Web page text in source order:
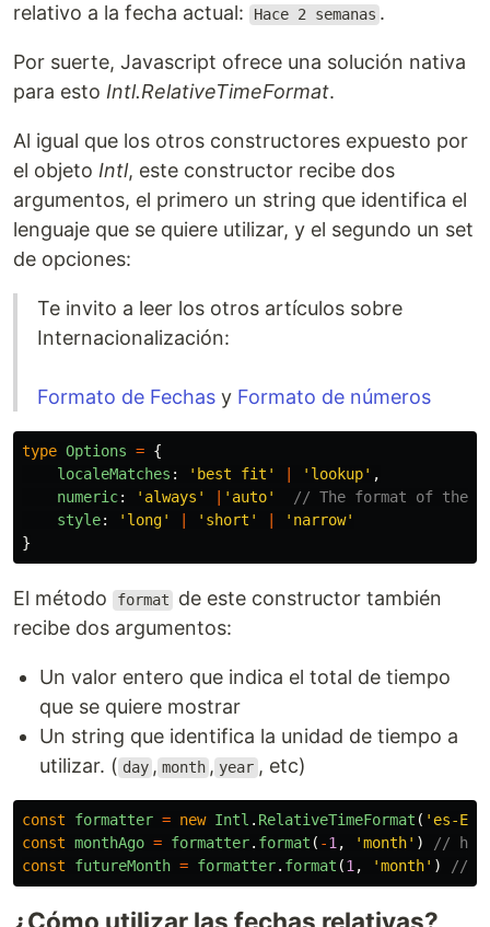
relativo a la fecha actual:
Hace 2 semanas .
Por suerte, Javascript ofrece una solución nativa
para esto Intl.RelativeTimeFormat.
Al igual que los otros constructores expuesto por
el objeto Intl, este constructor recibe dos
argumentos, el primero un string que identifica el
lenguaje que se quiere utilizar, y el segundo un set
de opciones:
Te invito a leer los otros artículos sobre
Internacionalización:
Formato de Fechas y Formato de números
type Options = {
localeMatches : ' best fit ' ' lookup' ,
numeric: ' always ' ' auto'
// The format of the
style: ' long' ' short ' ' narrow'
}
El método format
de este constructor también
recibe dos argumentos:
Un valor entero que indica el total de tiempo
que se quiere mostrar
Un string que identifica la unidad de tiempo a
utilizar. ( day , month , year , etc)
const formatter = new Intl . RelativeTimeFormat ( ' es-ES
const monthAgo = formatter. format ( -1 , 'month' )
//
const
futureMonth = formatter. format (1 , 'month' ) //